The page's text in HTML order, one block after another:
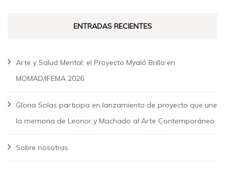
ENTRADAS RECIENTES
Arte y Salud Mental: el Proyecto Myaló Brilla en
MOMAD/IFEMA 2026
Gloria Solas participa en lanzamiento de proyecto que une
la memoria de Leonor y Machado al Arte Contemporáneo
Sobre nosotras